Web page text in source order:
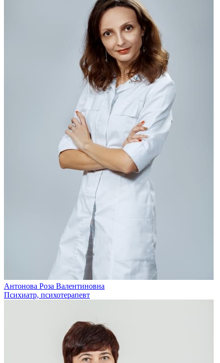
Антонова Роза Валентиновна
Психиатр, психотерапевт